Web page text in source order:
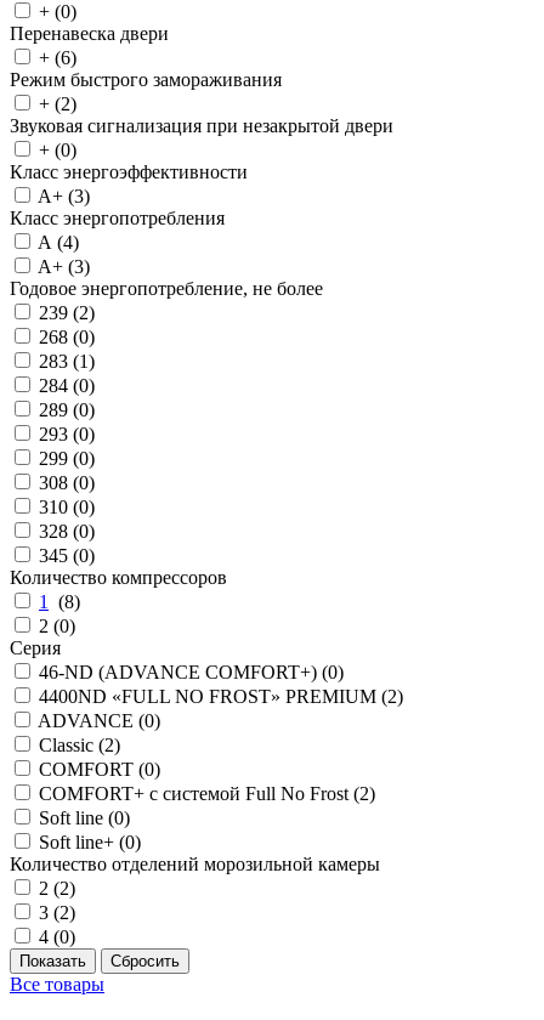
+ (0)
Перенавеска двери
+ (6)
Режим быстрого замораживания
+ (2)
Звуковая сигнализация при незакрытой двери
+ (0)
Класс энергоэффективности
A+ (3)
Класс энергопотребления
A (4)
A+ (3)
Годовое энергопотребление, не более
239 (2)
268 (0)
283 (1)
284 (0)
289 (0)
293 (0)
299 (0)
308 (0)
310 (0)
328 (0)
345 (0)
Количество компрессоров
1
(8)
2 (0)
Серия
46-ND (ADVANCE COMFORT+) (0)
4400ND «FULL NO FROST» PREMIUM (2)
ADVANCE (0)
Classic (2)
COMFORT (0)
COMFORT+ с системой Full No Frost (2)
Soft line (0)
Soft line+ (0)
Количество отделений морозильной камеры
2 (2)
3 (2)
4 (0)
Все товары